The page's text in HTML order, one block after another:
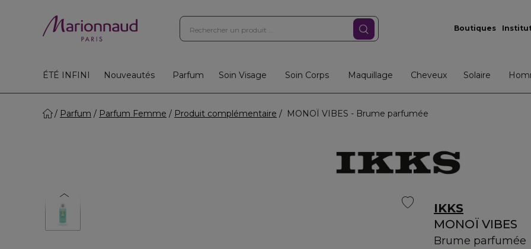
Boutiques
ÉTÉ INFINI Nouveautés Parfum Soin Visage Soin Corps Maquillage Cheveux Solaire
Parfum Parfum Femme Produit complémentaire MONOÏ VIBES - Brume parfumée
IKKS
MONOÏ VIBES
Brume parfumée